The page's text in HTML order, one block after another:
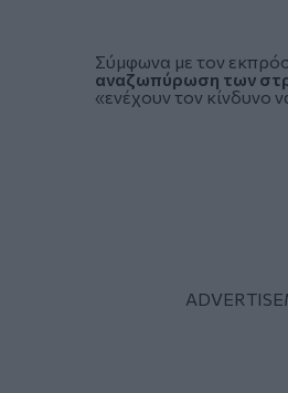
Σύμφωνα με τον
αναζωπύρωση των
«ενέχουν τον κίνδυνο